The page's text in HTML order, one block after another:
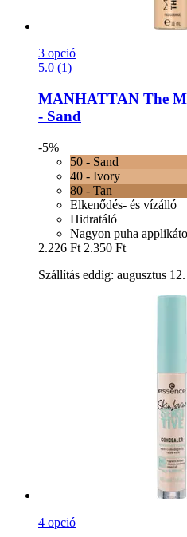
3 opció
5.0 (1)
MANHATTAN The
-​ Sand
-5%
50 - Sand
40 - Ivory
80 - Tan
Elkenődés- és vízálló
Hidratáló
Nagyon puha
2.226 Ft 2.350 Ft
Szállítás eddig: augusztus 12.
4 opció